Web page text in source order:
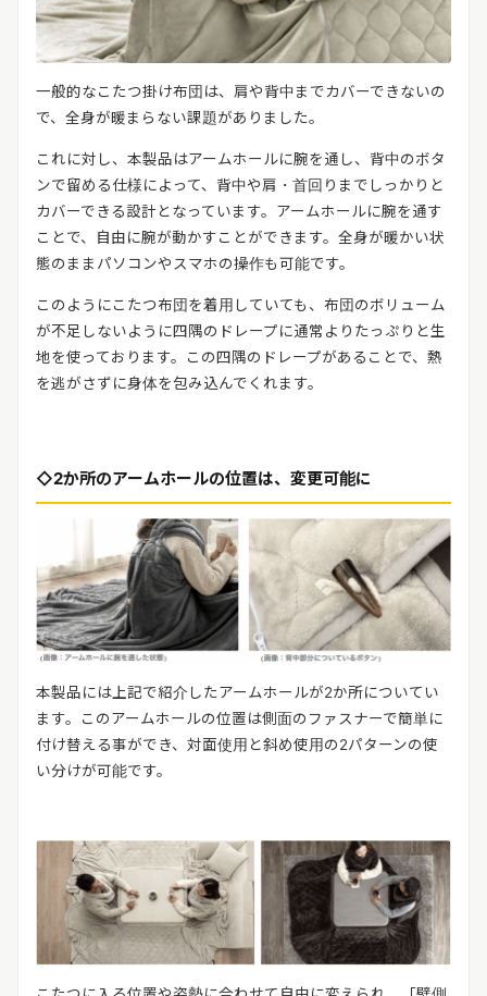
一般的なこたつ掛け布団は、肩や背中までカバーできないの
で、全身が暖まらない課題がありました。
これに対し、本製品はアームホールに腕を通し、背中のボタ
ンで留める仕様によって、背中や肩・首回りまでしっかりと
カバーできる設計となっています。アームホールに腕を通す
ことで、自由に腕が動かすことができます。全身が暖かい状
態のままパソコンやスマホの操作も可能です。
このようにこたつ布団を着用していても、布団のボリューム
が不足しないように四隅のドレープに通常よりたっぷりと生
地を使っております。この四隅のドレープがあることで、熱
を逃がさずに身体を包み込んでくれます。
◇2か所のアームホールの位置は、変更可能に
本製品には上記で紹介したアームホールが2か所についてい
ます。このアームホールの位置は側面のファスナーで簡単に
付け替える事ができ、対面使用と斜め使用の2パターンの使
い分けが可能です。